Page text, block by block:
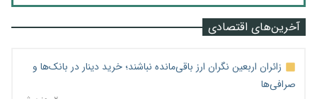
آخرین‌های اقتصادی
زائران اربعین نگران ارز باقی‌مانده نباشند؛ خرید دینار در بانک‌ها و
صرافی‌ها